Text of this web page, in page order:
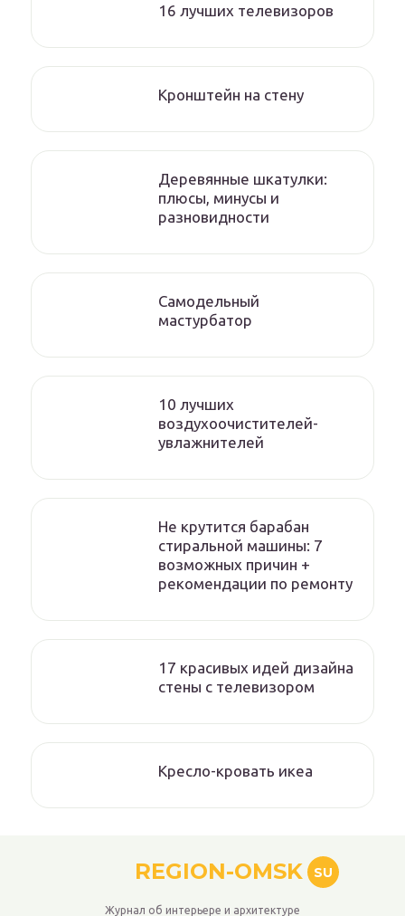
16 лучших телевизоров
Кронштейн на стену
Деревянные шкатулки:
плюсы, минусы и
разновидности
Самодельный
мастурбатор
10 лучших
воздухоочистителей-
увлажнителей
Не крутится барабан
стиральной машины: 7
возможных причин +
рекомендации по ремонту
17 красивых идей дизайна
стены с телевизором
Кресло-кровать икеа
REGION-OMSK SU
Журнал об интерьере и архитектуре